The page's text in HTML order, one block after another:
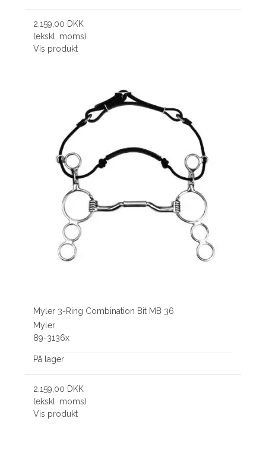
2.159,00 DKK
(ekskl. moms)
Vis produkt
Myler 3-Ring Combination Bit MB 36
Myler
89-3136x
På lager
2.159,00 DKK
(ekskl. moms)
Vis produkt